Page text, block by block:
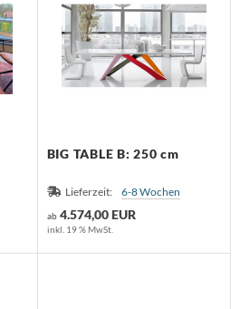
BIG TABLE B: 250 cm
Lieferzeit: 6-8 Wochen
ab 4.574,00 EUR
inkl. 19 % MwSt.